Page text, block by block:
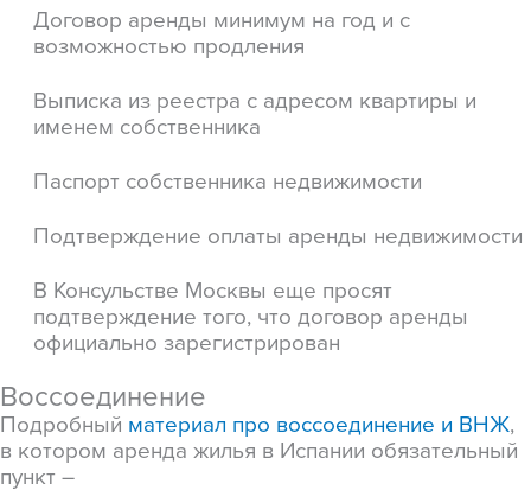
Договор аренды минимум на год и с
возможностью продления
Выписка из реестра с адресом квартиры и
именем собственника
Паспорт собственника недвижимости
Подтверждение оплаты аренды недвижимости
В Консульстве Москвы еще просят
подтверждение того, что договор аренды
официально зарегистрирован
Воссоединение
Подробный материал про воссоединение и ВНЖ,
в котором аренда жилья в Испании обязательный
пункт –